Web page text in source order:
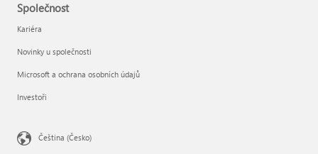
Společnost
Kariéra
Novinky u společnosti
Microsoft a ochrana osobních údajů
Investoři
Čeština (Česko)